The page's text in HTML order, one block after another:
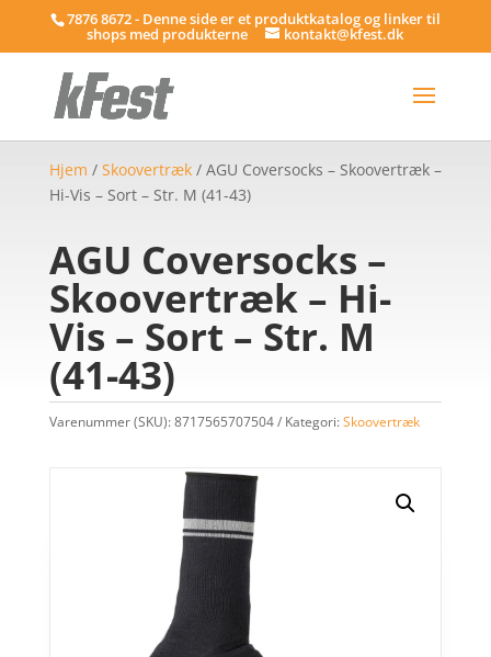
7876 8672 - Denne side er et produktkatalog og linker til
shops med produkterne kontakt@kfest.dk
Hjem / Skoovertræk/ AGU Coversocks – Skoovertræk –
Hi-Vis – Sort – Str. M (41-43)
AGU Coversocks –
Skoovertræk – Hi-
Vis – Sort – Str. M
(41-43)
Varenummer (SKU):8717565707504 Kategori:Skoovertræk